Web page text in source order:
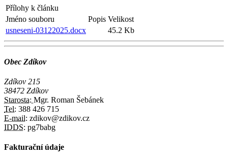
Přílohy k článku
Jméno souboru
Popis Velikost
usneseni-03122025.docx
45.2 Kb
Obec Zdíkov
Zdíkov 215
38472 Zdíkov
Starosta: Mgr. Roman Šebánek
Tel: 388 426 715
E-mail: zdikov@zdikov.cz
IDDS: pg7babg
Fakturační údaje